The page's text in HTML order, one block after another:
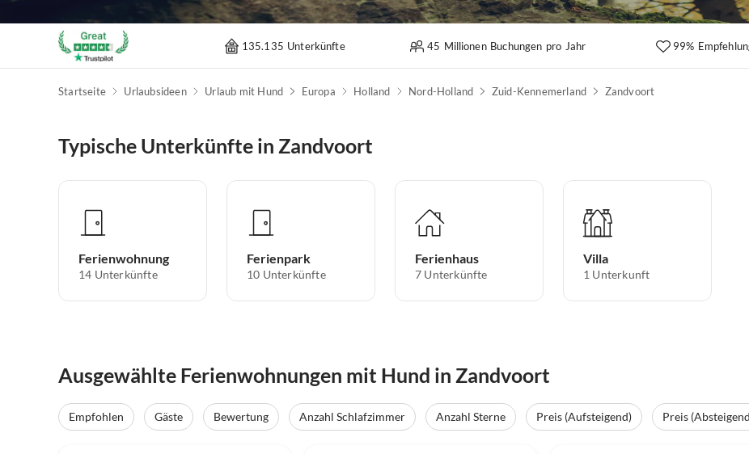
135.135 Unterkünfte 45 Millionen Buchungen pro Jahr 99%
Startseite Urlaubsideen Urlaub mit Hund Europa Holland Nord-Holland Zuid-Kennemerland Zandvoort
Typische Unterkünfte in Zandvoort
Ferienwohnung
14 Unterkünfte
Ferienpark
10 Unterkünfte
Ferienhaus
7 Unterkünfte
Villa
1 Unterkunft
Ausgewählte Ferienwohnungen mit Hund in Zandvoort
Empfohlen Gäste Bewertung Anzahl Schlafzimmer Anzahl Sterne Preis (Aufsteigend)
Preis